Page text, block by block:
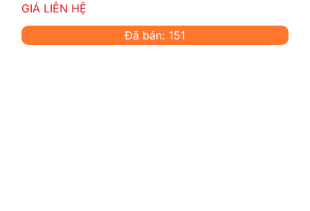
GIÁ LIÊN HỆ
Đã bán: 151